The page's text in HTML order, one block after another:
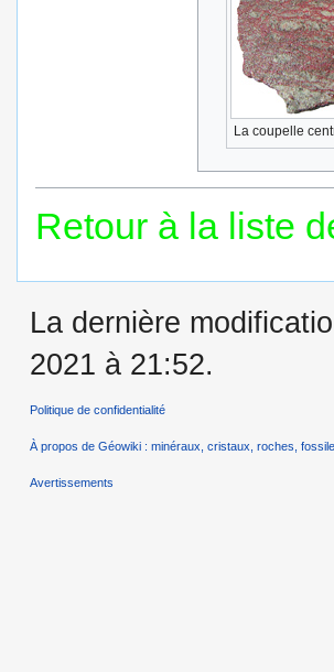
La coupelle
Retour à la liste
La dernière
2021 à 21:52.
Politique de confidentialité
À propos de Géowiki : minéraux, cristaux, roches,
Avertissements